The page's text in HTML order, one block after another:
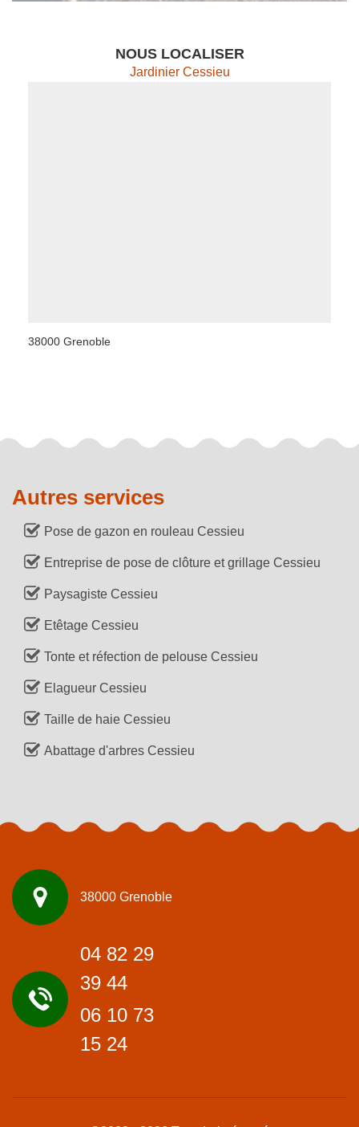
NOUS LOCALISER
Jardinier Cessieu
38000 Grenoble
Autres services
Pose de gazon en rouleau Cessieu
Entreprise de pose de clôture et grillage Cessieu
Paysagiste Cessieu
Etêtage Cessieu
Tonte et réfection de pelouse Cessieu
Elagueur Cessieu
Taille de haie Cessieu
Abattage d'arbres Cessieu
38000 Grenoble
04 82 29
39 44
06 10 73
15 24